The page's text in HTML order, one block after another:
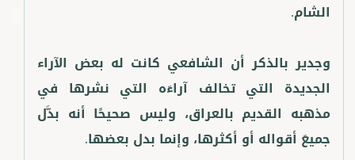
وجدير بالذكر أن الشافعي كانت له بعض الآراء
الجديدة التي تخالف آراءَه التي نشرها في
مذهبه القديم بالعراق، وليس صحيحًا أنه بدَّل